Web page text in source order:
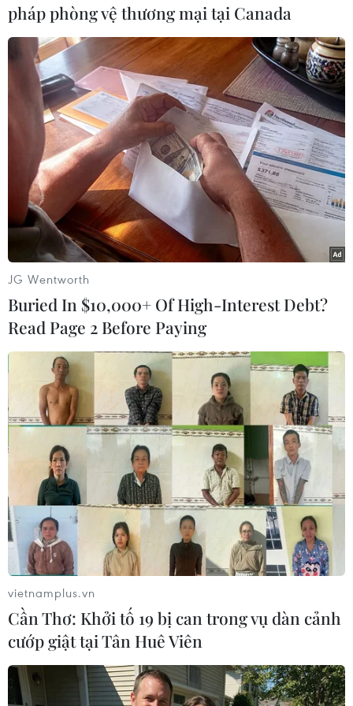
tốc. Máy kéo của người biểu tình
mang biểu ngữ có nội dung "Ngũ
cốc từ Ukraine sẽ làm nông dân
Ba Lan phá sản."
(TTXVN/Vietnam+)
#Ba Lan #Ukraine #Nga
#vấn đề nông sản
#phong tỏa biên giới
Ba Lan Nga Ukraine
Theo dõi VietnamPlus
CĂNG THẲNG NGA-UKRAINE
Liên hợp quốc kêu gọi chấm dứt tấn công dân
thường trong xung đột Nga-Ukraine
Nga thông báo tấn công căn cứ ngầm
pháp phòng vệ thương mại tại Canada
JG Wentworth
Buried In $10,000+ Of High-Interest Debt?
Read Page 2 Before Paying
vietnamplus.vn
Cần Thơ: Khởi tố 19 bị can trong vụ dàn cảnh
cướp giật tại Tân Huê Viên